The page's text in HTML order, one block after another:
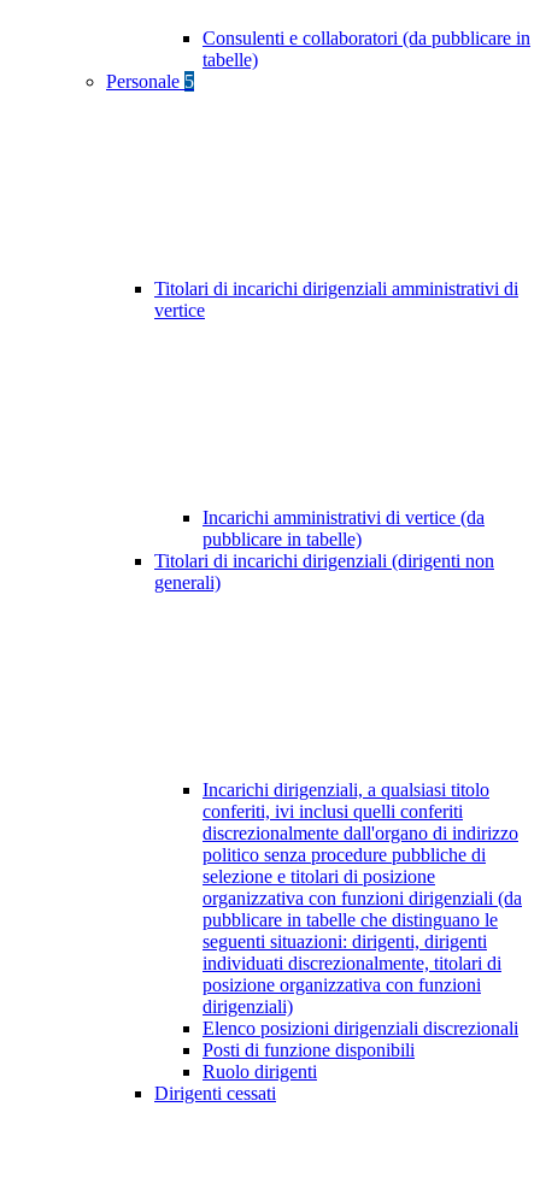
Consulenti e collaboratori (da pubblicare in
tabelle)
Personale 5
Titolari di incarichi dirigenziali amministrativi di
vertice
Incarichi amministrativi di vertice (da
pubblicare in tabelle)
Titolari di incarichi dirigenziali (dirigenti non
generali)
Incarichi dirigenziali, a qualsiasi titolo
conferiti, ivi inclusi quelli conferiti
discrezionalmente dall'organo di indirizzo
politico senza procedure pubbliche di
selezione e titolari di posizione
organizzativa con funzioni dirigenziali (da
pubblicare in tabelle che distinguano le
seguenti situazioni: dirigenti, dirigenti
individuati discrezionalmente, titolari di
posizione organizzativa con funzioni
dirigenziali)
Elenco posizioni dirigenziali discrezionali
Posti di funzione disponibili
Ruolo dirigenti
Dirigenti cessati